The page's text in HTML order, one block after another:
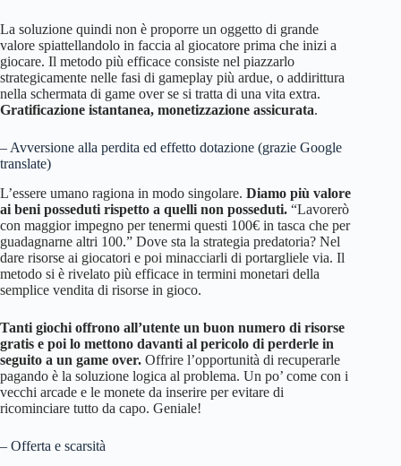
La soluzione quindi non è proporre un oggetto di grande
valore spiattellandolo in faccia al giocatore prima che inizi a
giocare. Il metodo più efficace consiste nel piazzarlo
strategicamente nelle fasi di gameplay più ardue, o addirittura
nella schermata di game over se si tratta di una vita extra.
Gratificazione istantanea, monetizzazione assicurata.
– Avversione alla perdita ed effetto dotazione (grazie Google
translate)
L’essere umano ragiona in modo singolare. Diamo più valore
ai beni posseduti rispetto a quelli non posseduti. “Lavorerò
con maggior impegno per tenermi questi 100€ in tasca che per
guadagnarne altri 100.” Dove sta la strategia predatoria? Nel
dare risorse ai giocatori e poi minacciarli di portargliele via. Il
metodo si è rivelato più efficace in termini monetari della
semplice vendita di risorse in gioco.
Tanti giochi offrono all’utente un buon numero di risorse
gratis e poi lo mettono davanti al pericolo di perderle in
seguito a un game over. Offrire l’opportunità di recuperarle
pagando è la soluzione logica al problema. Un po’ come con i
vecchi arcade e le monete da inserire per evitare di
ricominciare tutto da capo. Geniale!
– Offerta e scarsità